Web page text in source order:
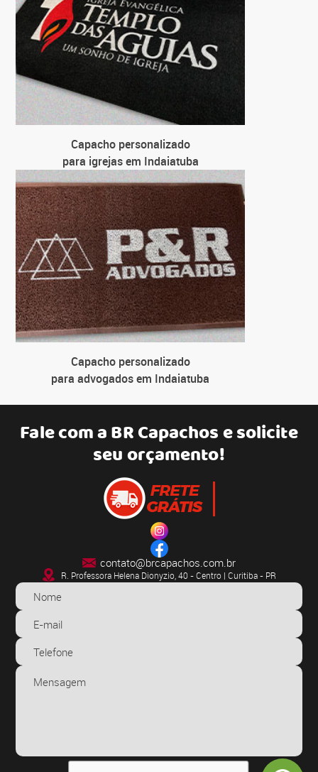
Capacho personalizado
para igrejas em Indaiatuba
Capacho personalizado
para advogados em Indaiatuba
Fale com aBR Capachose solicite
seu orçamento!
contato@brcapachos.com.br
R. Professora Helena Dionyzio, 40 - Centro | Curitiba - PR